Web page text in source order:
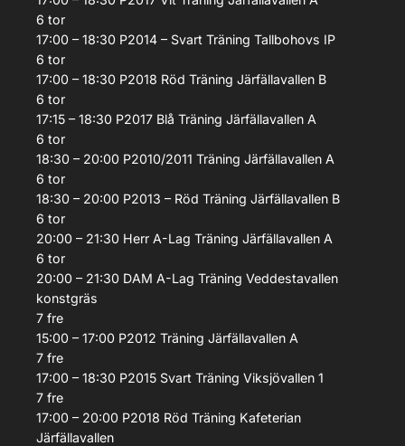
6 tor
17:00 – 18:30 P2014 – Svart Träning Tallbohovs IP
6 tor
17:00 – 18:30 P2018 Röd Träning Järfällavallen B
6 tor
17:15 – 18:30 P2017 Blå Träning Järfällavallen A
6 tor
18:30 – 20:00 P2010/2011 Träning Järfällavallen A
6 tor
18:30 – 20:00 P2013 – Röd Träning Järfällavallen B
6 tor
20:00 – 21:30 Herr A-Lag Träning Järfällavallen A
6 tor
20:00 – 21:30 DAM A-Lag Träning Veddestavallen
konstgräs
7 fre
15:00 – 17:00 P2012 Träning Järfällavallen A
7 fre
17:00 – 18:30 P2015 Svart Träning Viksjövallen 1
7 fre
17:00 – 20:00 P2018 Röd Träning Kafeterian
Järfällavallen